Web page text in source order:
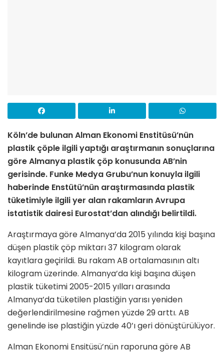
Köln’de bulunan Alman Ekonomi Enstitüsü’nün
plastik çöple ilgili yaptığı araştırmanın sonuçlarına
göre Almanya plastik çöp konusunda AB’nin
gerisinde. Funke Medya Grubu’nun konuyla ilgili
haberinde Enstütü’nün araştırmasında plastik
tüketimiyle ilgili yer alan rakamların Avrupa
istatistik dairesi Eurostat’dan alındığı belirtildi.
Araştırmaya göre Almanya’da 2015 yılında kişi başına
düşen plastik çöp miktarı 37 kilogram olarak
kayıtlara geçirildi. Bu rakam AB ortalamasının altı
kilogram üzerinde. Almanya’da kişi başına düşen
plastik tüketimi 2005-2015 yılları arasında
Almanya’da tüketilen plastiğin yarısı yeniden
değerlendirilmesine rağmen yüzde 29 arttı. AB
genelinde ise plastiğin yüzde 40’ı geri dönüştürülüyor.
Alman Ekonomi Ensitüsü’nün raporuna göre AB